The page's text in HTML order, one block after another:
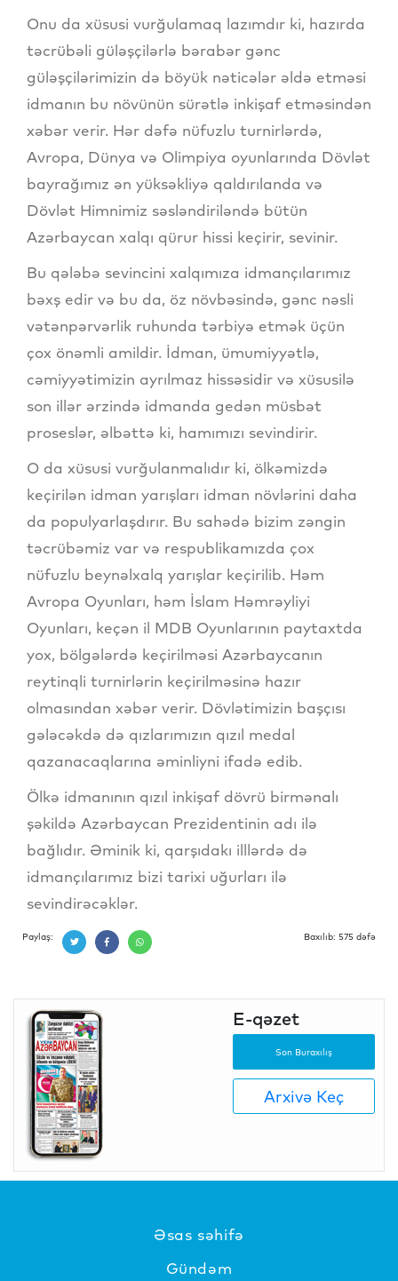
Onu da xüsusi vurğulamaq lazımdır ki, hazırda
təcrübəli güləşçilərlə bərabər gənc
güləşçilərimizin də böyük nəticələr əldə etməsi
idmanın bu növünün sürətlə inkişaf etməsindən
xəbər verir. Hər dəfə nüfuzlu turnirlərdə,
Avropa, Dünya və Olimpiya oyunlarında Dövlət
bayrağımız ən yüksəkliyə qaldırılanda və
Dövlət Himnimiz səsləndiriləndə bütün
Azərbaycan xalqı qürur hissi keçirir, sevinir.
Bu qələbə sevincini xalqımıza idmançılarımız
bəxş edir və bu da, öz növbəsində, gənc nəsli
vətənpərvərlik ruhunda tərbiyə etmək üçün
çox önəmli amildir. İdman, ümumiyyətlə,
cəmiyyətimizin ayrılmaz hissəsidir və xüsusilə
son illər ərzində idmanda gedən müsbət
proseslər, əlbəttə ki, hamımızı sevindirir.
O da xüsusi vurğulanmalıdır ki, ölkəmizdə
keçirilən idman yarışları idman növlərini daha
da populyarlaşdırır. Bu sahədə bizim zəngin
təcrübəmiz var və respublikamızda çox
nüfuzlu beynəlxalq yarışlar keçirilib. Həm
Avropa Oyunları, həm İslam Həmrəyliyi
Oyunları, keçən il MDB Oyunlarının paytaxtda
yox, bölgələrdə keçirilməsi Azərbaycanın
reytinqli turnirlərin keçirilməsinə hazır
olmasından xəbər verir. Dövlətimizin başçısı
gələcəkdə də qızlarımızın qızıl medal
qazanacaqlarına əminliyni ifadə edib.
Ölkə idmanının qızıl inkişaf dövrü birmənalı
şəkildə Azərbaycan Prezidentinin adı ilə
bağlıdır. Əminik ki, qarşıdakı illlərdə də
idmançılarımız bizi tarixi uğurları ilə
sevindirəcəklər.
Paylaş: Baxılıb: 575 dəfə
E-qəzet
Son Buraxılış
Arxivə Keç
Əsas səhifə
Gündəm